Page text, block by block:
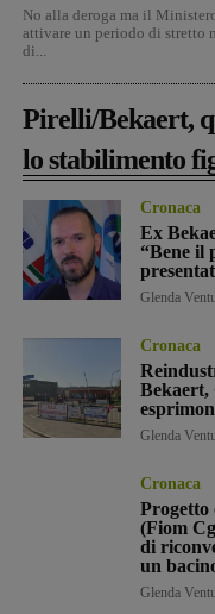
No alla deroga ma il
attivare un periodo di stretto
di...
Pirelli/Bekaert,
lo stabilimento
Cronaca
Ex
“Bene il
Glenda
Cronaca
Bekaert,
Glenda
Cronaca
Progetto
(Fiom
di
un
Glenda